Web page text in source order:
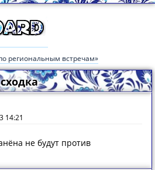
региональным встречам»
14:21
не будут против